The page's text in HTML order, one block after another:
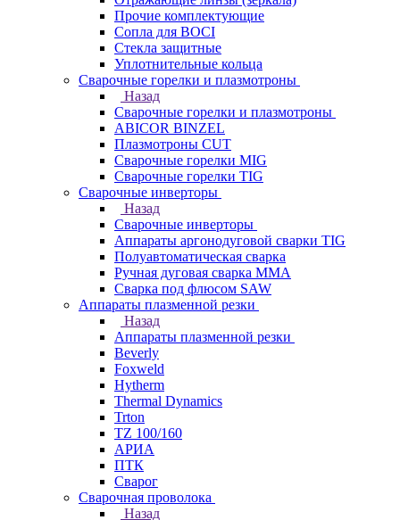
Прочие комплектующие
Сопла для BOCI
Стекла защитные
Уплотнительные кольца
Сварочные горелки и плазмотроны
Назад
Сварочные горелки и плазмотроны
ABICOR BINZEL
Плазмотроны CUT
Сварочные горелки MIG
Сварочные горелки TIG
Сварочные инверторы
Назад
Сварочные инверторы
Аппараты аргонодуговой сварки TIG
Полуавтоматическая сварка
Ручная дуговая сварка MMA
Сварка под флюсом SAW
Аппараты плазменной резки
Назад
Аппараты плазменной резки
Beverly
Foxweld
Hytherm
Thermal Dynamics
Trton
TZ 100/160
АРИА
ПТК
Сварог
Сварочная проволока
Назад